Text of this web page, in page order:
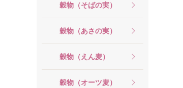
穀物（そばの実）
穀物（あさの実）
穀物（えん麦）
穀物（オーツ麦）